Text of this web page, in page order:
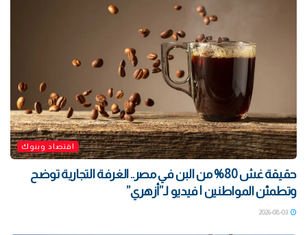
اقتصاد وبنوك
حقيقة غش 80% من البن في مصر.. الغرفة التجارية توضح
وتطمئن المواطنين | فيديو لـ”أزهري”